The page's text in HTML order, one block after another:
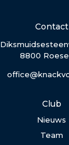
Contact
8800
Club
Nieuws
Team